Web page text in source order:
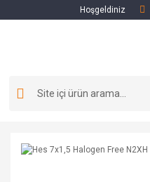
Hoşgeldiniz